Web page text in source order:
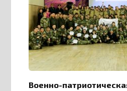
Военно-